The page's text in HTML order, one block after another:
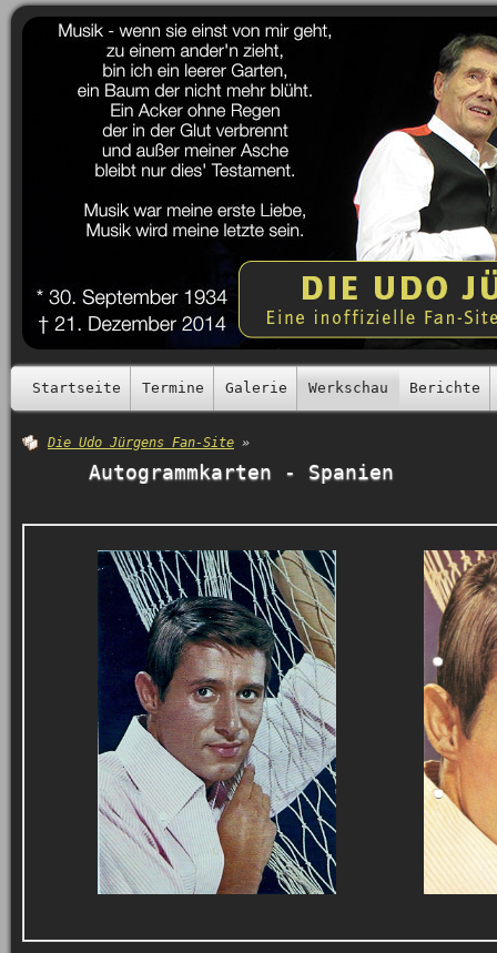
Startseite Termine Galerie Werkschau Berichte
Die Udo Jürgens Fan-Site »
Autogrammkarten - Spanien